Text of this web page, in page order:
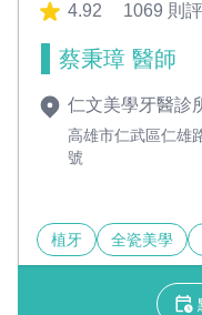
4.92 1069 則
蔡秉璋 醫師
仁文美學牙醫診
高雄市仁武區仁雄
號
植牙 全瓷美學